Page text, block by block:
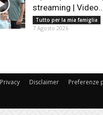
streaming |
Tutto per la mia famiglia
7 Agosto 2026
Privacy Disclaimer Preferenze